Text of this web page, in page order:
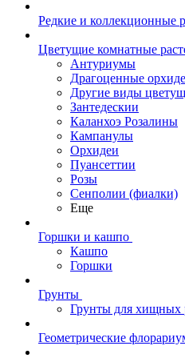
Редкие и коллекционные
Цветущие комнатные
Антуриумы
Драгоценные
Другие виды
Зантедескии
Каланхоэ Розалины
Кампанулы
Орхидеи
Пуансеттии
Розы
Сенполии (фиалки)
Еще
Горшки и кашпо
Кашпо
Горшки
Грунты
Грунты для хищных
Геометрические